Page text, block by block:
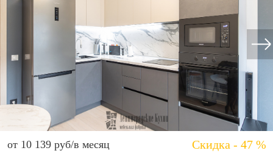
от 10 139 руб/в месяц Скидка - 47 %